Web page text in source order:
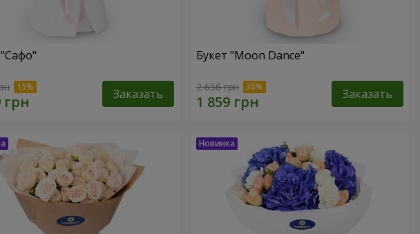
Заказать
Букет "Moon Dance"
2 656 грн Заказать